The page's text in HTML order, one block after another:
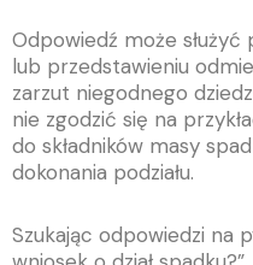
Odpowiedź może
lub przedstawieniu
zarzut niegodnego
nie zgodzić się na
do składników masy
dokonania podziału.
Szukając odpowiedzi na